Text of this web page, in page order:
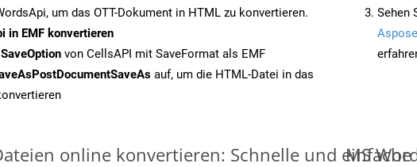
um das OTT-Dokument in HTML zu konvertieren.
in EMF konvertieren
SaveOption von CellsAPI mit SaveFormat als EMF
auf, um die HTML-Datei in das
Sehen
online konvertieren: Schnelle und MS